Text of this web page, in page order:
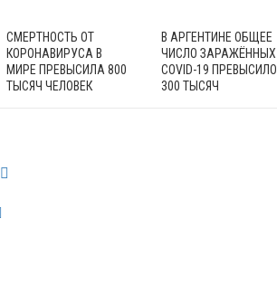
СМЕРТНОСТЬ ОТ
КОРОНАВИРУСА В
МИРЕ ПРЕВЫСИЛА 800
ТЫСЯЧ ЧЕЛОВЕК
В АРГЕНТИНЕ ОБЩЕЕ
ЧИСЛО ЗАРАЖЁННЫХ
COVID-19 ПРЕВЫСИЛО
300 ТЫСЯЧ